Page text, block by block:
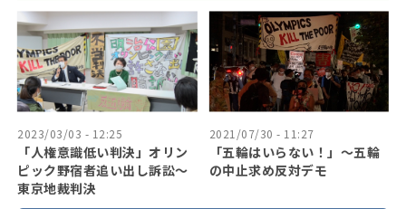
2023/03/03 - 12:25
「人権意識低い判決」オリン
ピック野宿者追い出し訴訟～
東京地裁判決
2021/07/30 - 11:27
「五輪はいらない！」〜五輪
の中止求め反対デモ